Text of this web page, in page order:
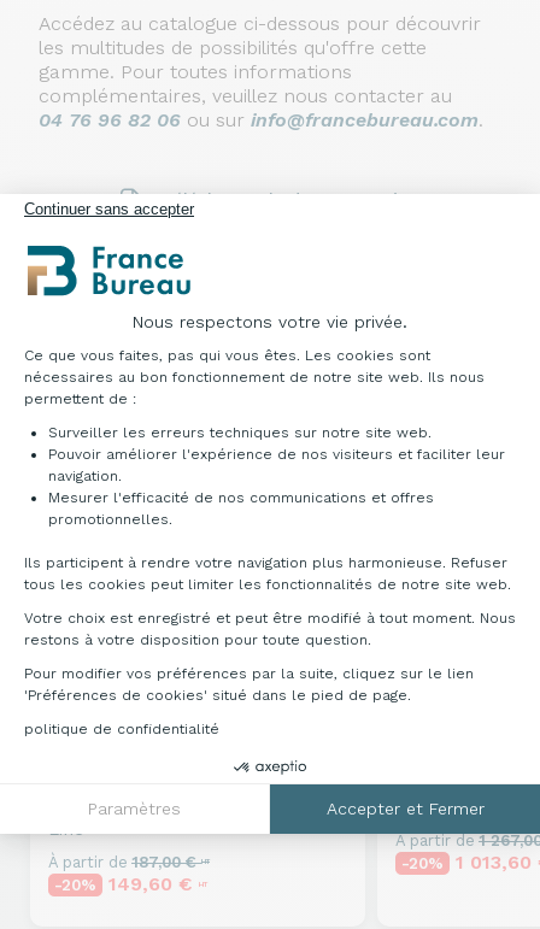
Continuer sans accepter
Nous respectons votre vie privée.
Plateforme de Gestion du Consentement :
Ce que vous faites, pas qui vous êtes. Les cookies sont
nécessaires au bon fonctionnement de notre site web. Ils nous
permettent de :
Surveiller les erreurs techniques sur notre site web.
Pouvoir améliorer l'expérience de nos visiteurs et faciliter leur
navigation.
Mesurer l'efficacité de nos communications et offres
promotionnelles.
Ils participent à rendre votre navigation plus harmonieuse. Refuser
tous les cookies peut limiter les fonctionnalités de notre site web.
Votre choix est enregistré et peut être modifié à tout moment. Nous
restons à votre disposition pour toute question.
Pour modifier vos préférences par la suite, cliquez sur le lien
'Préférences de cookies' situé dans le pied de page.
politique de confidentialité
Paramètres Accepter et Fermer
Axeptio consent
Accédez au catalogue ci-dessous pour découvrir
les multitudes de possibilités qu'offre cette
gamme. Pour toutes informations
complémentaires, veuillez nous contacter au
04 76 96 82 06 ou sur info@francebureau.com.
Télécharger la documentation
DÉCOUVREZ NOS GAMMES
COMPLÉMENTAIRES
Lampe de bureau
À partir de 187,00 €HT
-20% 149,60 € HT
Lampe de
À partir de 1
-20%
1